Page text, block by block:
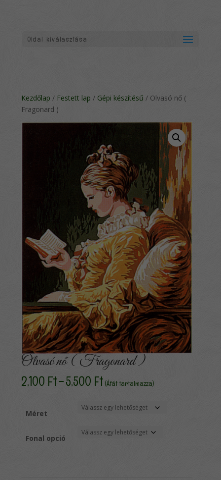
Oldal kiválasztása
Kezdőlap / Festett lap / Gépi készítésű / Olvasó nő (
Fragonard )
Olvasó nő ( Fragonard )
2,100 Ft–5,500 FtÁrtartomány:
2,100 Ft
-
5,500 Ft
(Áfát tartalmazza)
Méret
Fonal opció